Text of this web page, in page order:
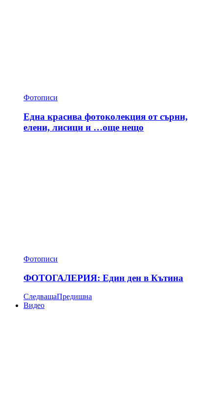
Фотописи
Една красива фотоколекция от сърни,
елени, лисици и …още нещо
Фотописи
ФОТОГАЛЕРИЯ: Един ден в Кътина
СледващаПредишна
Видео